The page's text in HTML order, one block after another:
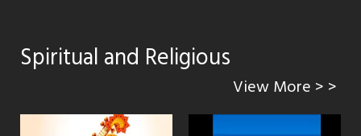
Spiritual and Religious
View More > >